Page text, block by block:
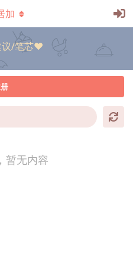
议/笔芯❤
加
暂无内容